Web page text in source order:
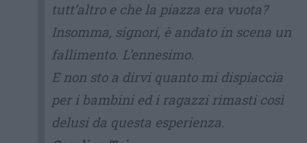
tutt’altro e che la piazza era vuota?
Insomma, signori, è andato in scena un
fallimento. L’ennesimo.
E non sto a dirvi quanto mi dispiaccia
per i bambini ed i ragazzi rimasti così
delusi da questa esperienza.